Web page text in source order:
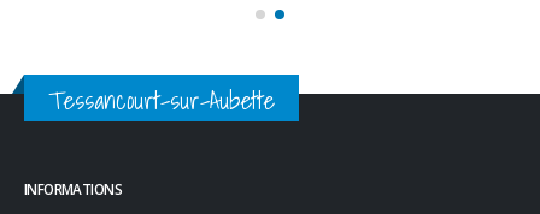
Tessancourt-sur-Aubette
INFORMATIONS